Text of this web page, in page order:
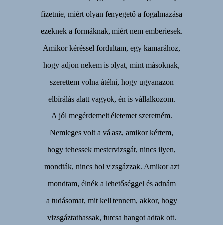
fizetnie, miért olyan fenyegető a fogalmazása
ezeknek a formáknak, miért nem emberiesek.
Amikor kéréssel fordultam, egy kamarához,
hogy adjon nekem is olyat, mint másoknak,
szerettem volna átélni, hogy ugyanazon
elbírálás alatt vagyok, én is vállalkozom.
A jól megérdemelt életemet szeretném.
Nemleges volt a válasz, amikor kértem,
hogy tehessek mestervizsgát, nincs ilyen,
mondták, nincs hol vizsgázzak. Amikor azt
mondtam, élnék a lehetőséggel és adnám
a tudásomat, mit kell tennem, akkor, hogy
vizsgáztathassak, furcsa hangot adtak ott.